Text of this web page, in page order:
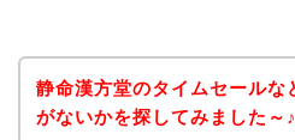
静命漢方堂のタイムセールな
がないかを探してみました～♪